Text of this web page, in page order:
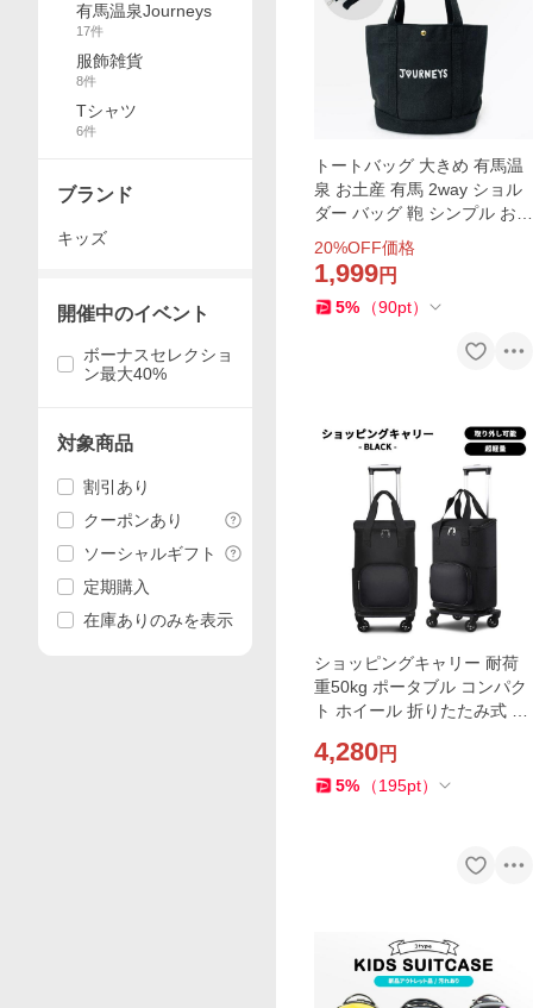
トートバッグ 大きめ 有馬温
泉 お土産 有馬 2way ショル
ダー バッグ 鞄 シンプル おし
ゃれ オリジナル 人気 黒 ブラ
ック
20%OFF価格
1,999円
5% （90pt）
ショッピングキャリー 耐荷
重50kg ポータブル コンパク
ト ホイール 折りたたみ式 取
グカート防水性 大容量 黒 ブ
ラック
4,280円
5% （195pt）
有馬温泉Journeys
17件
服飾雑貨
8件
Tシャツ
6件
ブランド
キッズ
開催中のイベント
ボーナスセレクショ
ン最大40%
対象商品
割引あり
クーポンあり
ソーシャルギフト
定期購入
在庫ありのみを表示